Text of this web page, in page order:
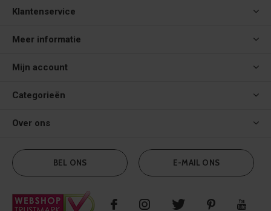
Klantenservice
Meer informatie
Mijn account
Categorieën
Over ons
BEL ONS E-MAIL ONS